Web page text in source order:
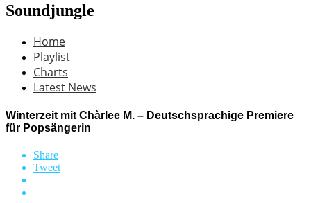
Soundjungle
Home
Playlist
Charts
Latest News
Winterzeit mit Chàrlee M. – Deutschsprachige Premiere
für Popsängerin
Share
Tweet